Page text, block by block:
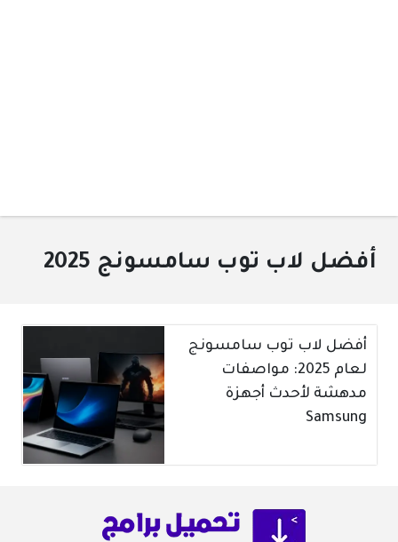
أفضل لاب توب سامسونج 2025
أفضل لاب توب سامسونج
لعام 2025: مواصفات
مدهشة لأحدث أجهزة
Samsung